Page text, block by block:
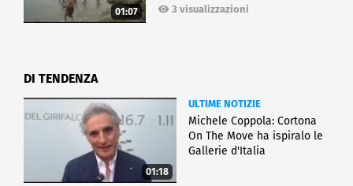
01:07 3 visualizzazioni
DI TENDENZA
01:18
ULTIME NOTIZIE
Michele Coppola: Cortona
On The Move ha ispiralo le
Gallerie d'Italia